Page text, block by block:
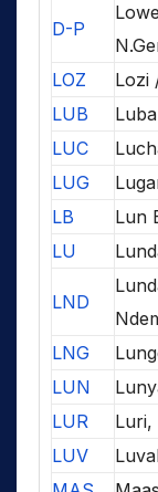
D-P
LOZ
Lozi
LUB
Luba
LUC
LUG
LB
Lun
LU
LND
LNG
LUN
LUR
LUV